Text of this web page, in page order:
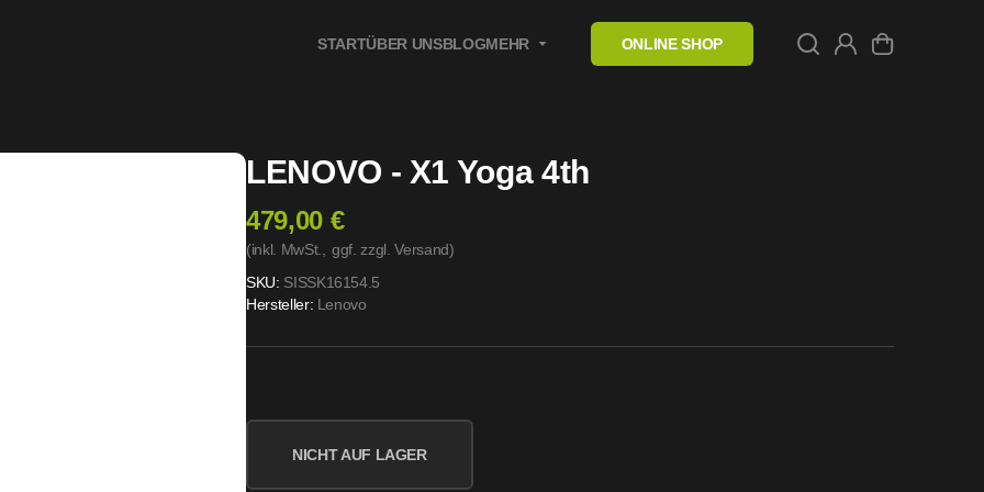
STARTÜBER UNSBLOGMEHR ONLINE SHOP
LENOVO - X1 Yoga 4th
479,00 €
(inkl. MwSt., ggf. zzgl. Versand)
SKU: SISSK16154.5
Hersteller: Lenovo
NICHT AUF LAGER